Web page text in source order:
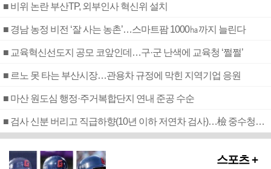
■ 비위 논란 부산TP, 외부인사 혁신위 설치
■ 경남 농정 비전 ‘잘 사는 농촌’…스마트팜 1000㏊까지 늘린다
■ 교육혁신선도지 공모 코앞인데…구·군 난색에 교육청 ‘쩔쩔’
■ 르노 못 타는 부산시장…관용차 규정에 막힌 지역기업 응원
■ 마산 원도심 행정·주거복합단지 연내 준공 수순
■ 검사 신분 버리고 직급하향(10년 이하 저연차 검사)…檢 중수청행 기피
스포츠 +